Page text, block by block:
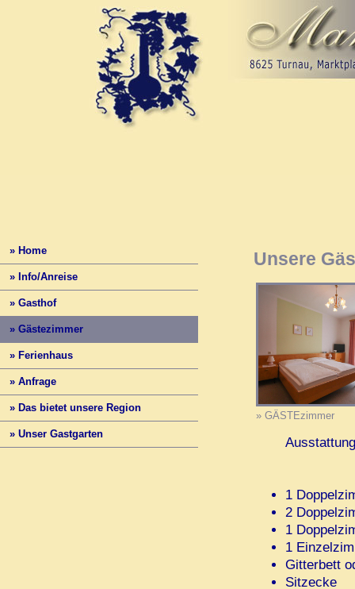
» Home
» Info/Anreise
» Gasthof
» Gästezimmer
» Ferienhaus
» Anfrage
» Das bietet unsere Region
» Unser Gastgarten
Unsere
» GÄSTEzimmer
Ausstattung
1
2
1
1
Gitterbett
Sitzecke